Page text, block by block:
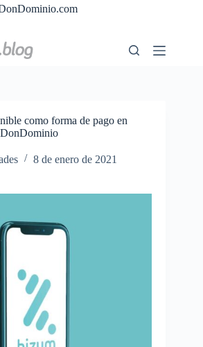
como forma de pago en
DonDominio
8 de enero de 2021